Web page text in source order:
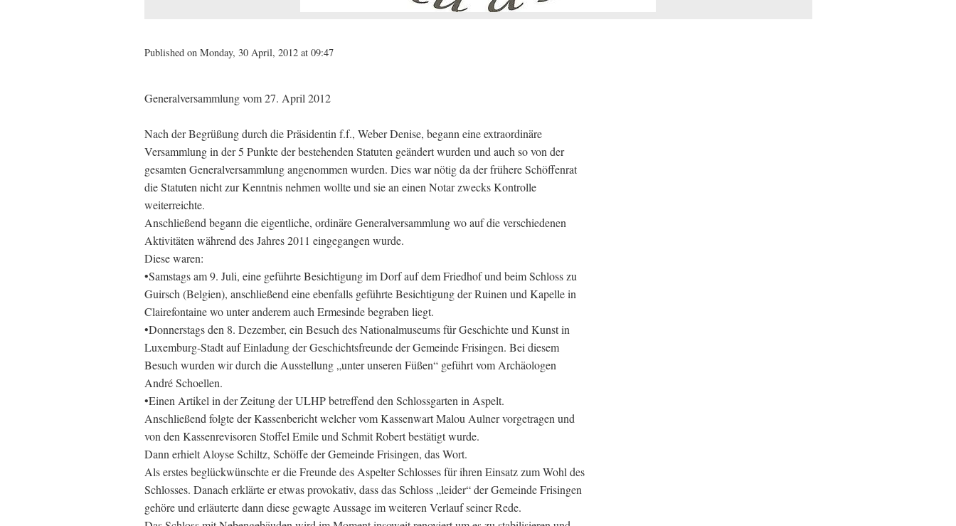
Published on Monday, 30 April, 2012 at 09:47
Generalversammlung vom 27. April 2012
Nach der Begrüßung durch die Präsidentin f.f., Weber Denise, begann eine extraordinäre
Versammlung in der 5 Punkte der bestehenden Statuten geändert wurden und auch so von der
gesamten Generalversammlung angenommen wurden. Dies war nötig da der frühere Schöffenrat
die Statuten nicht zur Kenntnis nehmen wollte und sie an einen Notar zwecks Kontrolle
weiterreichte.
Anschließend begann die eigentliche, ordinäre Generalversammlung wo auf die verschiedenen
Aktivitäten während des Jahres 2011 eingegangen wurde.
Diese waren:
•Samstags am 9. Juli, eine geführte Besichtigung im Dorf auf dem Friedhof und beim Schloss zu
Guirsch (Belgien), anschließend eine ebenfalls geführte Besichtigung der Ruinen und Kapelle in
Clairefontaine wo unter anderem auch Ermesinde begraben liegt.
•Donnerstags den 8. Dezember, ein Besuch des Nationalmuseums für Geschichte und Kunst in
Luxemburg-Stadt auf Einladung der Geschichtsfreunde der Gemeinde Frisingen. Bei diesem
Besuch wurden wir durch die Ausstellung „unter unseren Füßen“ geführt vom Archäologen
André Schoellen.
•Einen Artikel in der Zeitung der ULHP betreffend den Schlossgarten in Aspelt.
Anschließend folgte der Kassenbericht welcher vom Kassenwart Malou Aulner vorgetragen und
von den Kassenrevisoren Stoffel Emile und Schmit Robert bestätigt wurde.
Dann erhielt Aloyse Schiltz, Schöffe der Gemeinde Frisingen, das Wort.
Als erstes beglückwünschte er die Freunde des Aspelter Schlosses für ihren Einsatz zum Wohl des
Schlosses. Danach erklärte er etwas provokativ, dass das Schloss „leider“ der Gemeinde Frisingen
gehöre und erläuterte dann diese gewagte Aussage im weiteren Verlauf seiner Rede.